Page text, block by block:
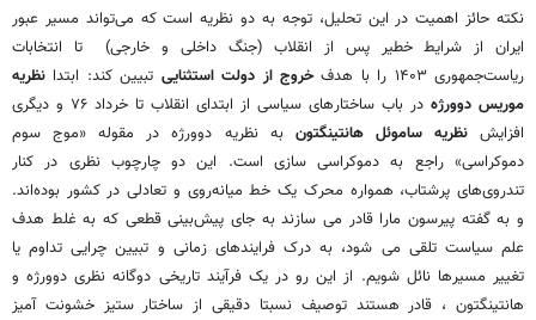
نکته حائز اهمیت در این تحلیل، توجه به دو نظریه است که می‌تواند مسیر عبور
ایران از شرایط خطیر پس از انقلاب (جنگ داخلی و خارجی) تا انتخابات
ریاست‌جمهوری ۱۴۰۳ را با هدف
خروج از دولت استثنایی تبیین کند: ابتدا نظریه
موریس دوورژه
در باب ساختارهای سیاسی از ابتدای انقلاب تا خرداد ۷۶ و دیگری
افزایشنظریه ساموئل هانتینگتون به نظریه دوورژه در مقوله «موج سوم
دموکراسی» راجع به دموکراسی سازی است. این دو چارچوب نظری در کنار
تندروی‌های پرشتاب، همواره محرک یک خط میانه‎‌روی و تعادلی در کشور بوده‌اند.
و به گفته پیرسون مارا قادر می سازند به جای پیش‌بینی قطعی که به غلط هدف
علم سیاست تلقی می شود، به درک فرایندهای زمانی و تبیین چرایی تداوم یا
تغییر مسیرها نائل شویم. از این رو در یک فرآیند تاریخی دوگانه نظری دوورژه و
هانتینگتون ، قادر هستند توصیف نسبتا دقیقی از ساختار ستیز خشونت آمیز